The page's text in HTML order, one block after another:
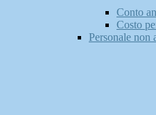
Conto
Costo
Personale non